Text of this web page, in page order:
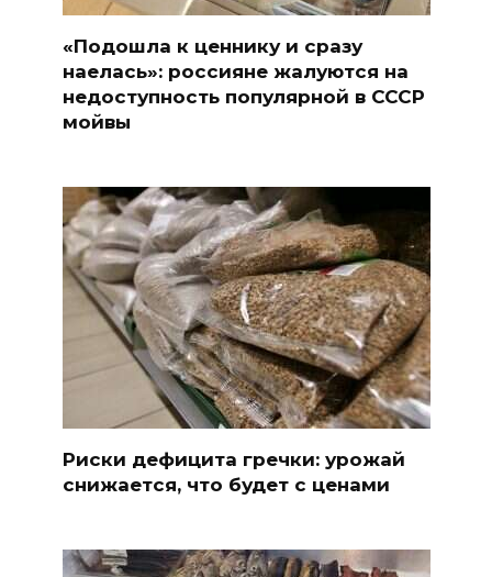
«Подошла к ценнику и сразу
наелась»: россияне жалуются на
недоступность популярной в СССР
мойвы
Риски дефицита гречки: урожай
снижается, что будет с ценами